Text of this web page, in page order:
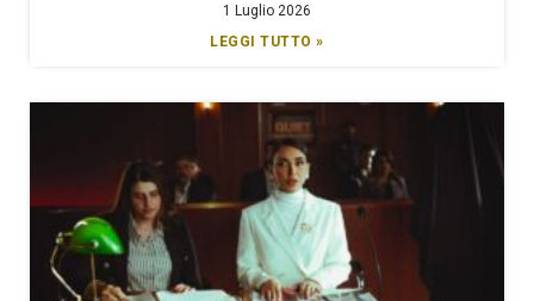
1 Luglio 2026
LEGGI TUTTO »